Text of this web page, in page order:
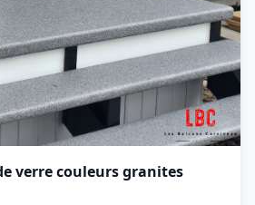
verre couleurs granites